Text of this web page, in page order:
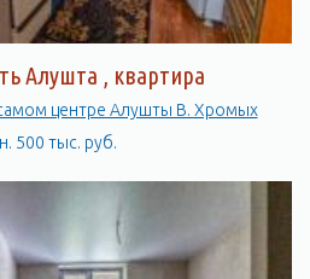
Алушта , квартира
самом центре Алушты В. Хромых
500 тыс. руб.